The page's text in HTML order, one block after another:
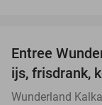
Entree
ijs, frisdrank,
Wunderland